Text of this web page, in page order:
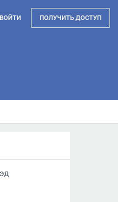
ВОЙТИ ПОЛУЧИТЬ ДОСТУП